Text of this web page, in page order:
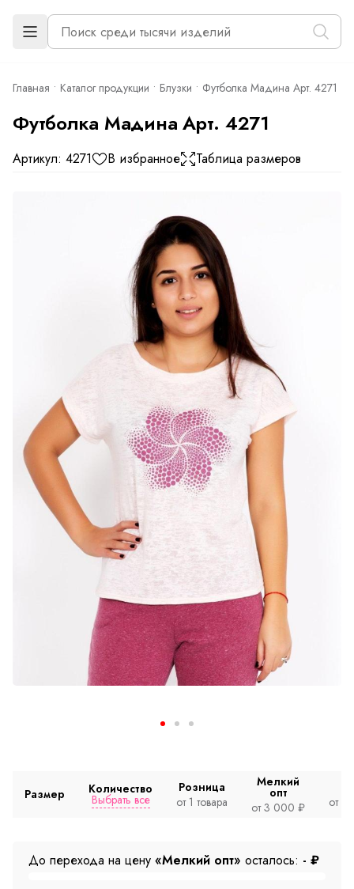
Главная Каталог продукции Блузки Футболка Мадина Арт. 4271
Футболка Мадина Арт. 4271
Артикул: 4271 В избранное Таблица размеров
Размер Количество
Выбрать все
Розница
от 1 товара
Мелкий
опт
от 3 000 ₽
от
До перехода на цену «Мелкий опт» осталось: - ₽